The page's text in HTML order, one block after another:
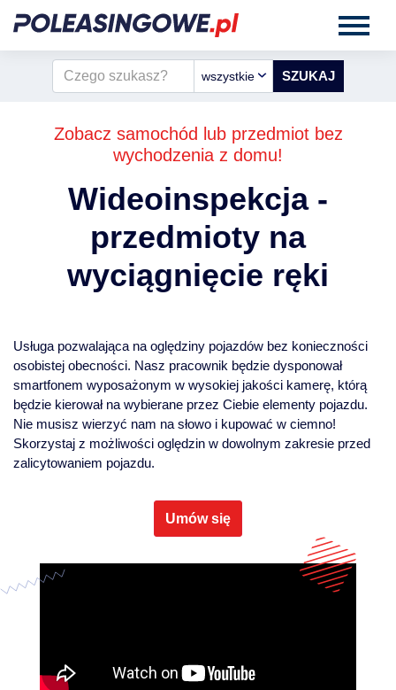
wszystkie
Zobacz samochód lub przedmiot bez
wychodzenia z domu!
Wideoinspekcja -
przedmioty na
wyciągnięcie ręki
Usługa pozwalająca na oględziny pojazdów bez konieczności
osobistej obecności. Nasz pracownik będzie dysponował
smartfonem wyposażonym w wysokiej jakości kamerę, którą
będzie kierował na wybierane przez Ciebie elementy pojazdu.
Nie musisz wierzyć nam na słowo i kupować w ciemno!
Skorzystaj z możliwości oględzin w dowolnym zakresie przed
zalicytowaniem pojazdu.
Umów się